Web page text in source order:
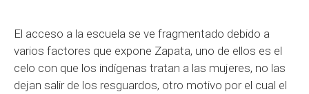
El acceso a la escuela se ve fragmentado debido a
varios factores que expone Zapata, uno de ellos es el
celo con que los indígenas tratan a las mujeres, no las
dejan salir de los resguardos, otro motivo por el cual el